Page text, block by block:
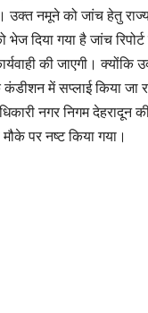
उक्त नमूने को जांच हेतु
भेज दिया गया है जांच
की जाएगी। क्योंकि
में सप्लाई किया जा
नगर निगम देहरादून
पर नष्ट किया गया।